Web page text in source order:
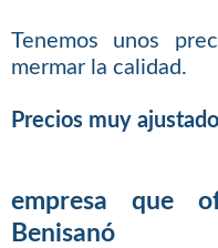
Tenemos unos
mermar la calidad.
Precios muy
empresa que
Benisanó